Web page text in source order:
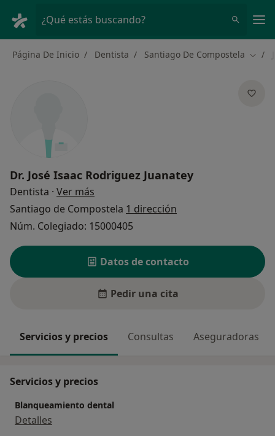
¿Qué estás buscando?
Página De Inicio Dentista Santiago De Compostela
Dr. José Isaac Rodriguez Juanatey
Dentista · Ver más
Santiago de Compostela 1 dirección
Núm. Colegiado: 15000405
Datos de contacto
Pedir una cita
Servicios y precios Consultas Aseguradoras
Servicios y precios
Blanqueamiento dental
Detalles